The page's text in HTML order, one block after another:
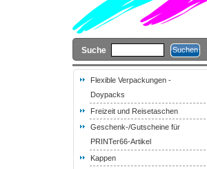
Suche
Flexible Verpackungen -
Doypacks
Freizeit und Reisetaschen
Geschenk-/Gutscheine für
PRINTer66-Artikel
Kappen